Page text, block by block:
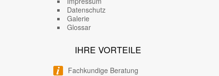
Datenschutz
Galerie
Glossar
IHRE VORTEILE
Fachkundige Beratung